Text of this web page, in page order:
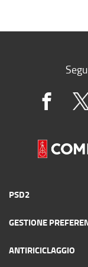
PSD2
GESTIONE
ANTIRICICLAGGIO